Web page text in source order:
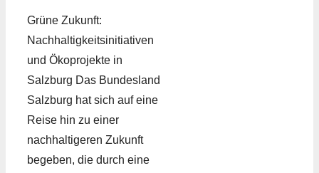
Grüne Zukunft:
Nachhaltigkeitsinitiativen
und Ökoprojekte in
Salzburg Das Bundesland
Salzburg hat sich auf eine
Reise hin zu einer
nachhaltigeren Zukunft
begeben, die durch eine